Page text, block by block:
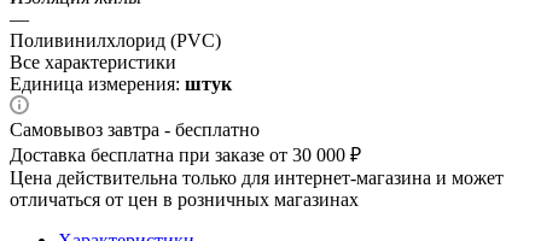
—
Поливинилхлорид (PVC)
Все характеристики
Единица измерения: штук
Самовывоз завтра - бесплатно
Доставка бесплатна при заказе от 30 000 ₽
Цена действительна только для интернет-магазина и может
отличаться от цен в розничных магазинах